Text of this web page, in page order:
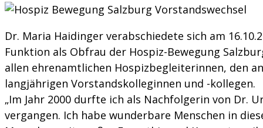
Dr. Maria Haidinger verabschiedete sich am
Funktion als Obfrau der Hospiz-Bewegung
allen ehrenamtlichen Hospizbegleiterinnen, den
langjährigen Vorstandskolleginnen und -kollegen.
„Im Jahr 2000 durfte ich als Nachfolgerin von Dr.
vergangen. Ich habe wunderbare Menschen in